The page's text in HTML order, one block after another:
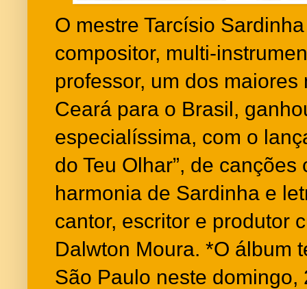
O mestre Tarcísio
compositor, multi-
professor, um dos
Ceará para o Brasil,
especialíssima, com o
do Teu Olhar”, de
harmonia de Sardinha e
cantor, escritor e produtor
Dalwton Moura. *O álbum
São Paulo neste domingo,